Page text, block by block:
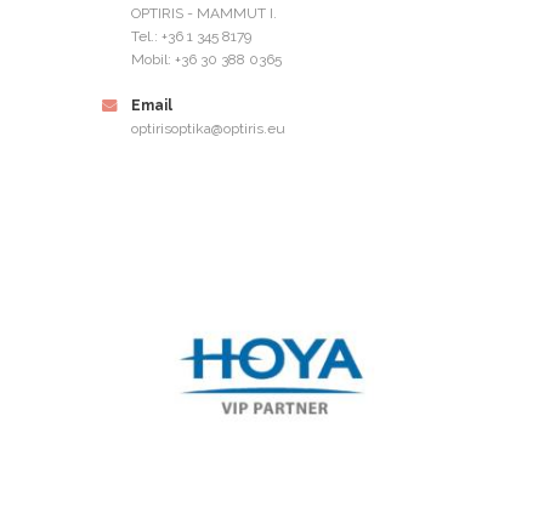
OPTIRIS - MAMMUT I.
Tel.: +36 1 345 8179
Mobil: +36 30 388 0365
Email
optirisoptika@optiris.eu